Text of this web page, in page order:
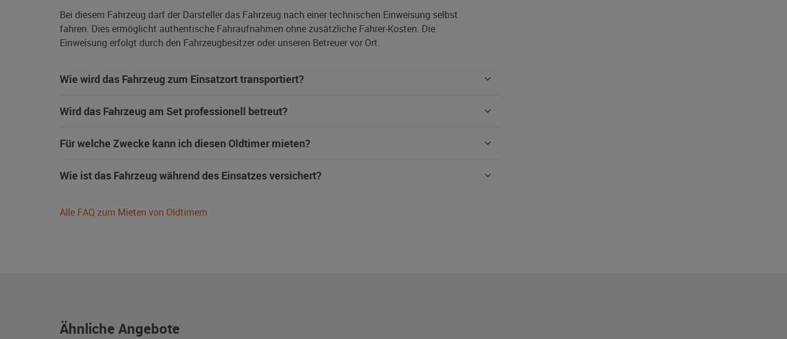
Bei diesem Fahrzeug darf der Darsteller das Fahrzeug nach einer technischen Einweisung selbst
fahren. Dies ermöglicht authentische Fahraufnahmen ohne zusätzliche Fahrer-Kosten. Die
Einweisung erfolgt durch den Fahrzeugbesitzer oder unseren Betreuer vor Ort.
Wie wird das Fahrzeug zum Einsatzort transportiert?
Wird das Fahrzeug am Set professionell betreut?
Für welche Zwecke kann ich diesen Oldtimer mieten?
Wie ist das Fahrzeug während des Einsatzes versichert?
Alle FAQ zum Mieten von Oldtimern
Ähnliche Angebote